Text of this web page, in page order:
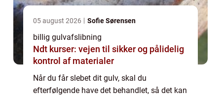
05 august 2026 Sofie Sørensen
billig gulvafslibning
Ndt kurser: vejen til sikker og pålidelig
kontrol af materialer
Når du får slebet dit gulv, skal du
efterfølgende have det behandlet, så det kan